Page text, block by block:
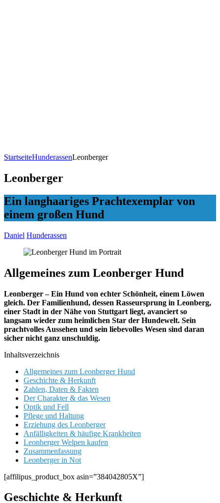
StartseiteHunderassenLeonberger
Leonberger
Ein langhaariges Prachtexemplar von
einem großen Hund
Daniel Hunderassen
Allgemeines zum Leonberger Hund
Leonberger – Ein Hund von echter Schönheit, einem Löwen
gleich. Der Familienhund, dessen Rasseursprung in Leonberg,
einer Stadt in der Nähe von Stuttgart liegt, avanciert so
langsam wieder zum heimlichen Star der Hundewelt. Sein
prachtvolles Aussehen und sein liebevolles Wesen sind daran
sicher nicht ganz unschuldig.
Inhaltsverzeichnis
Allgemeines zum Leonberger Hund
Geschichte & Herkunft
Zahlen, Daten & Fakten
Der Charakter & das Wesen
Optik und Fell
Pflege und Haltung
Erziehung des Leonberger
Anfälligkeiten & häufige Krankheiten
Leonberger Welpen kaufen
Zusammenfassung
Leonberger in Not
[affilipus_product_box asin=”384042805X”]
Geschichte & Herkunft